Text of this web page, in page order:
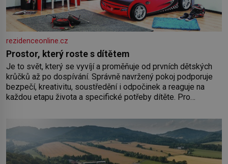
rezidenceonline.cz
Prostor, který roste s dítětem
Je to svět, který se vyvíjí a proměňuje od prvních dětských
krůčků až po dospívání. Správně navržený pokoj podporuje
bezpečí, kreativitu, soustředění i odpočinek a reaguje na
každou etapu života a specifické potřeby dítěte. Pro
by pokoj miminka měl působit především klidně a útulně.
Předškolní věk je